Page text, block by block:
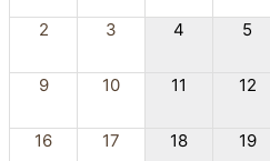
2 3 4 5
9 10 11 12
16 17 18 19